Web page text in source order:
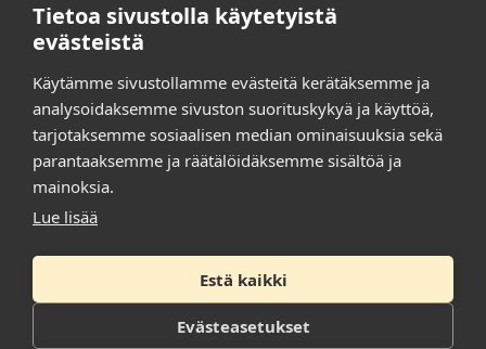
tapahtumakoordinaattori,
puh. +358 45 130 3832
Susanna Laasio, sihteeri,
puh. +358 50 590 4619
tarkeissatoissa[a]kt.fi
Tilaa uutiskirje
Tietosuojaseloste
Saavutettavuusseloste
Tietoa sivustolla käytetyistä
evästeistä
Käytämme sivustollamme evästeitä kerätäksemme ja
analysoidaksemme sivuston suorituskykyä ja käyttöä,
tarjotaksemme sosiaalisen median ominaisuuksia sekä
parantaaksemme ja räätälöidäksemme sisältöä ja
mainoksia.
Lue lisää
Estä kaikki
Evästeasetukset